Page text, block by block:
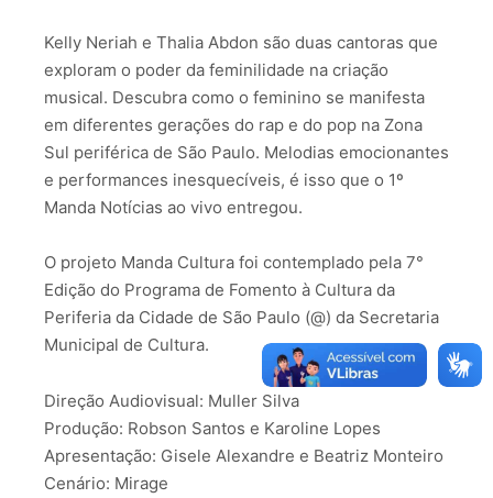
INCORPORAR
Kelly Neriah e Thalia Abdon são duas cantoras que
exploram o poder da feminilidade na criação
musical. Descubra como o feminino se manifesta
em diferentes gerações do rap e do pop na Zona
Sul periférica de São Paulo. Melodias emocionantes
e performances inesquecíveis, é isso que o 1º
Manda Notícias ao vivo entregou.
O projeto Manda Cultura foi contemplado pela 7°
Edição do Programa de Fomento à Cultura da
Periferia da Cidade de São Paulo (@) da Secretaria
Municipal de Cultura.
Direção Audiovisual: Muller Silva
Produção: Robson Santos e Karoline Lopes
Apresentação: Gisele Alexandre e Beatriz Monteiro
Cenário: Mirage